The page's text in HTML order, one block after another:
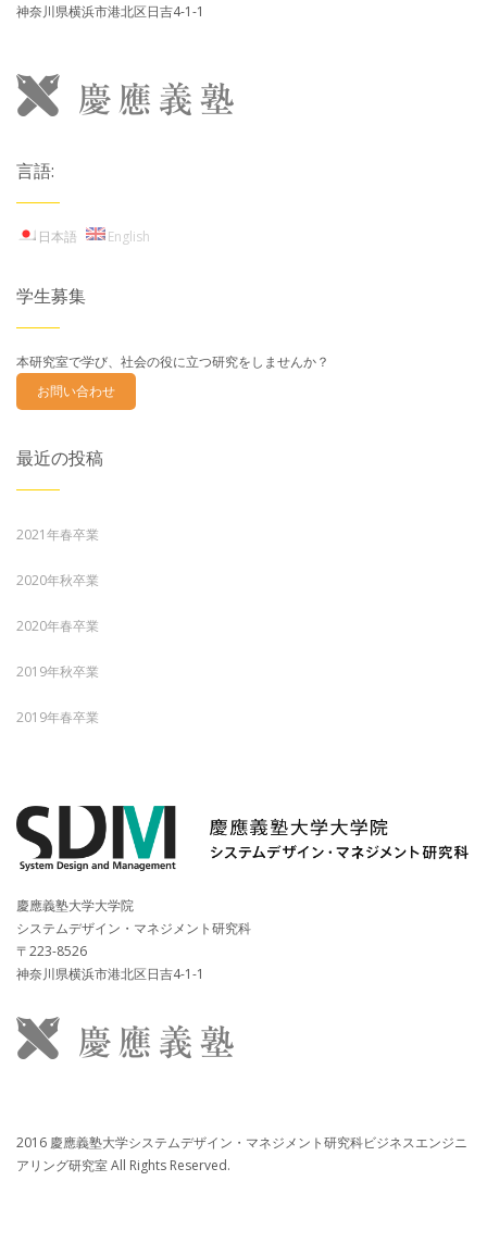
神奈川県横浜市港北区日吉4-1-1
言語:
日本語 English
学生募集
本研究室で学び、社会の役に立つ研究をしませんか？
お問い合わせ
最近の投稿
2021年春卒業
2020年秋卒業
2020年春卒業
2019年秋卒業
2019年春卒業
慶應義塾大学大学院
システムデザイン・マネジメント研究科
〒223-8526
神奈川県横浜市港北区日吉4-1-1
2016 慶應義塾大学システムデザイン・マネジメント研究科ビジネスエンジニ
アリング研究室 All Rights Reserved.